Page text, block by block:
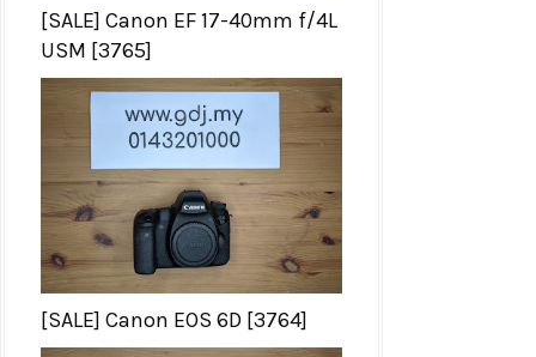
[SALE] Canon EF 17-40mm f/4L
USM [3765]
[SALE] Canon EOS 6D [3764]